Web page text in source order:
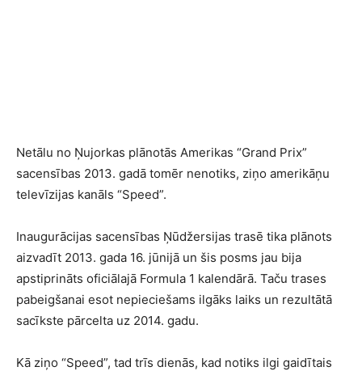
Netālu no Ņujorkas plānotās Amerikas “Grand Prix”
sacensības 2013. gadā tomēr nenotiks, ziņo amerikāņu
televīzijas kanāls “Speed”.
Inaugurācijas sacensības Ņūdžersijas trasē tika plānots
aizvadīt 2013. gada 16. jūnijā un šis posms jau bija
apstiprināts oficiālajā Formula 1 kalendārā. Taču trases
pabeigšanai esot nepieciešams ilgāks laiks un rezultātā
sacīkste pārcelta uz 2014. gadu.
Kā ziņo “Speed”, tad trīs dienās, kad notiks ilgi gaidītais